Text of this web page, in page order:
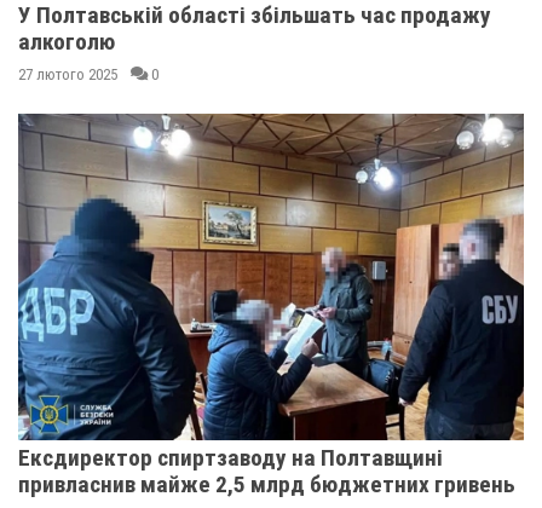
У Полтавській області збільшать час продажу
алкоголю
27 лютого 2025 0
Ексдиректор спиртзаводу на Полтавщині
привласнив майже 2,5 млрд бюджетних гривень